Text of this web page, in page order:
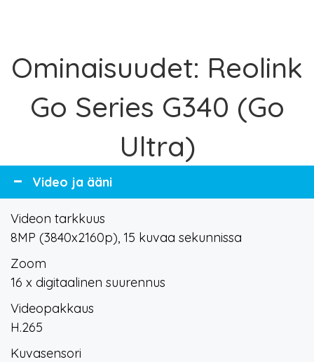
Ominaisuudet: Reolink
Go Series G340 (Go
Ultra)
Video ja ääni
Videon tarkkuus
8MP (3840x2160p), 15 kuvaa sekunnissa
Zoom
16 x digitaalinen suurennus
Videopakkaus
H.265
Kuvasensori